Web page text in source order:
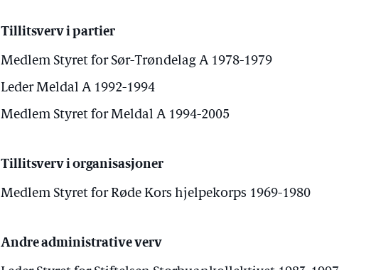
Tillitsverv i partier
Medlem Styret for Sør-Trøndelag A 1978-1979
Leder Meldal A 1992-1994
Medlem Styret for Meldal A 1994-2005
Tillitsverv i organisasjoner
Medlem Styret for Røde Kors hjelpekorps 1969-1980
Andre administrative verv